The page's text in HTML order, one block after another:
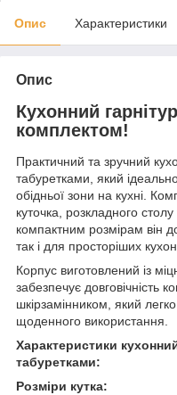
Опис Характеристики
Опис
Кухонний
комплектом!
Практичний та зручний
табуретками, який
обідньої зони на кухні.
куточка, розкладного
компактним розмірам він
так і для просторіших
Корпус виготовлений із
забезпечує довговічність
шкірзамінником, який
щоденного використання.
Характеристики
табуретками:
Розміри кутка: